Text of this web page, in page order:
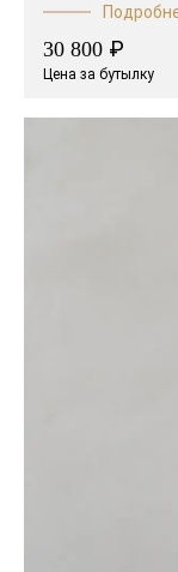
30 800 ₽
Цена за бутылку